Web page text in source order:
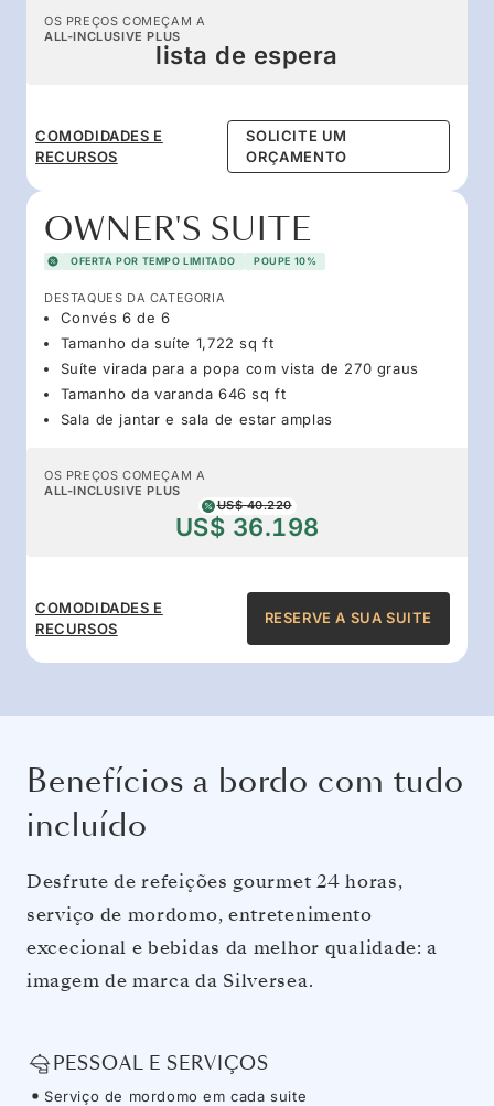
OS PREÇOS COMEÇAM A
ALL-INCLUSIVE PLUS
lista de espera
COMODIDADES E
RECURSOS
SOLICITE UM
ORÇAMENTO
OWNER'S SUITE
OFERTA POR TEMPO LIMITADO POUPE 10%
DESTAQUES DA CATEGORIA
Convés 6 de 6
Tamanho da suíte 1,722 sq ft
Suíte virada para a popa com vista de 270 graus
Tamanho da varanda 646 sq ft
Sala de jantar e sala de estar amplas
OS PREÇOS COMEÇAM A
ALL-INCLUSIVE PLUS
US$ 40.220
US$ 36.198
COMODIDADES E
RECURSOS
RESERVE A SUA SUITE
Benefícios a bordo com tudo
incluído
Desfrute de refeições gourmet 24 horas,
serviço de mordomo, entretenimento
excecional e bebidas da melhor qualidade: a
imagem de marca da Silversea.
PESSOAL E SERVIÇOS
Serviço de mordomo em cada suite